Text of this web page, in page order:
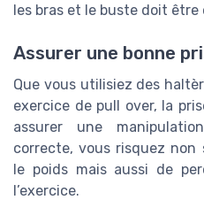
les bras et le buste doit être
Assurer une bonne
Que vous utilisiez des
exercice de pull over, la
assurer une
correcte, vous risquez
le poids mais aussi de
l’exercice.